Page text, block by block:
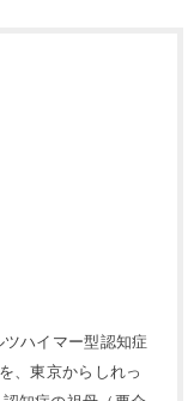
ハイマー型認知症
、東京からしれっ